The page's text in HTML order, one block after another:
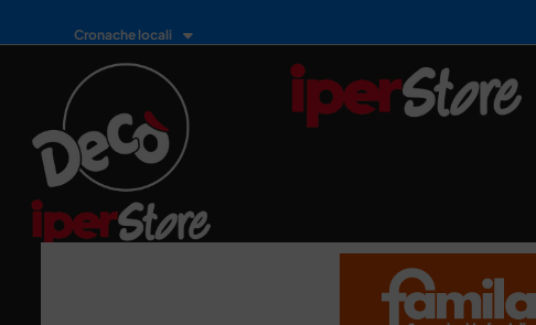
Cronache locali